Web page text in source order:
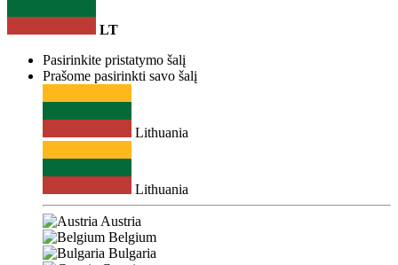
LT
Pasirinkite pristatymo šalį
Prašome pasirinkti savo šalį
Lithuania
Lithuania
Austria
Belgium
Bulgaria